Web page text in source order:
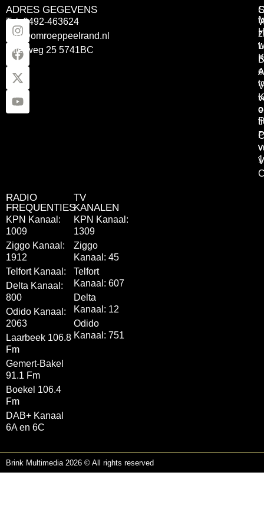
ADRES GEGEVENS
Tel: 0492-463624
info@omroeppeelrand.nl
Otterweg 25 5741BC
RADIO
FREQUENTIES
KPN Kanaal:
1009
Ziggo Kanaal:
1912
Telfort Kanaal:
Delta Kanaal:
800
Odido Kanaal:
2063
Laarbeek 106.8
Fm
Gemert-Bakel
91.1 Fm
Boekel 106.4
Fm
DAB+ Kanaal
6A en 6C
TV
KANALEN
KPN Kanaal:
1309
Ziggo
Kanaal: 45
Telfort
Kanaal: 607
Delta
Kanaal: 12
Odido
Kanaal: 751
Brink Multimedia 2026 © All rights reserved